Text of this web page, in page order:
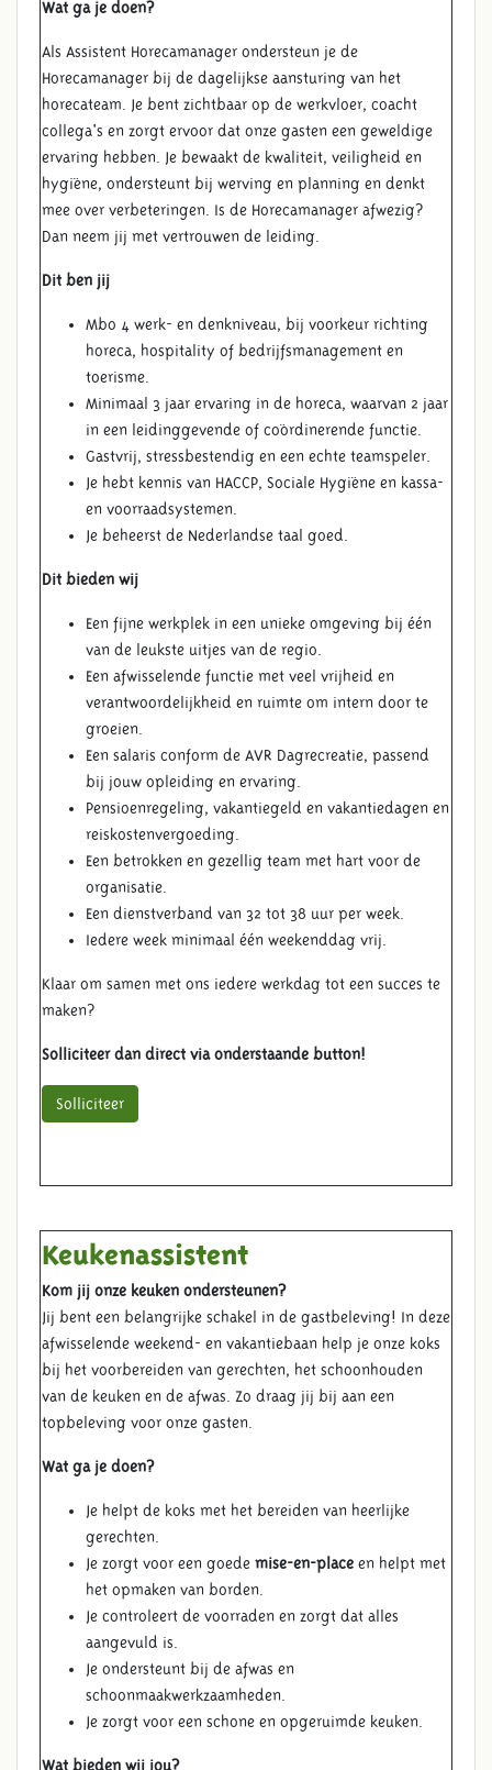
Wat ga je doen?
Als Assistent Horecamanager ondersteun je de
Horecamanager bij de dagelijkse aansturing van het
horecateam. Je bent zichtbaar op de werkvloer, coacht
collega's en zorgt ervoor dat onze gasten een geweldige
ervaring hebben. Je bewaakt de kwaliteit, veiligheid en
hygiëne, ondersteunt bij werving en planning en denkt
mee over verbeteringen. Is de Horecamanager afwezig?
Dan neem jij met vertrouwen de leiding.
Dit ben jij
Mbo 4 werk- en denkniveau, bij voorkeur richting
horeca, hospitality of bedrijfsmanagement en
toerisme.
Minimaal 3 jaar ervaring in de horeca, waarvan 2 jaar
in een leidinggevende of coördinerende functie.
Gastvrij, stressbestendig en een echte teamspeler.
Je hebt kennis van HACCP, Sociale Hygiëne en kassa-
en voorraadsystemen.
Je beheerst de Nederlandse taal goed.
Dit bieden wij
Een fijne werkplek in een unieke omgeving bij één
van de leukste uitjes van de regio.
Een afwisselende functie met veel vrijheid en
verantwoordelijkheid en ruimte om intern door te
groeien.
Een salaris conform de AVR Dagrecreatie, passend
bij jouw opleiding en ervaring.
Pensioenregeling, vakantiegeld en vakantiedagen en
reiskostenvergoeding.
Een betrokken en gezellig team met hart voor de
organisatie.
Een dienstverband van 32 tot 38 uur per week.
Iedere week minimaal één weekenddag vrij.
Klaar om samen met ons iedere werkdag tot een succes te
maken?
Solliciteer dan direct via onderstaande button!
Solliciteer
Keukenassistent
Kom jij onze keuken ondersteunen?
Jij bent een belangrijke schakel in de gastbeleving! In deze
afwisselende weekend- en vakantiebaan help je onze koks
bij het voorbereiden van gerechten, het schoonhouden
van de keuken en de afwas. Zo draag jij bij aan een
topbeleving voor onze gasten.
Wat ga je doen?
Je helpt de koks met het bereiden van heerlijke
gerechten.
Je zorgt voor een goede mise-en-place en helpt met
het opmaken van borden.
Je controleert de voorraden en zorgt dat alles
aangevuld is.
Je ondersteunt bij de afwas en
schoonmaakwerkzaamheden.
Je zorgt voor een schone en opgeruimde keuken.
Wat bieden wij jou?